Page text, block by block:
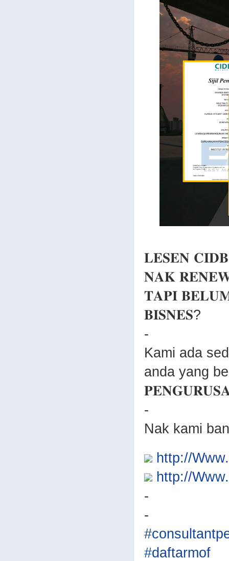
𝐋𝐄𝐒𝐄𝐍
𝐍𝐀𝐊
𝐓𝐀𝐏𝐈
𝐁𝐈𝐒𝐍𝐄𝐒?
-
Kami ada
anda yang
-
Nak kami
http://
http://
-
-
#daftarmof